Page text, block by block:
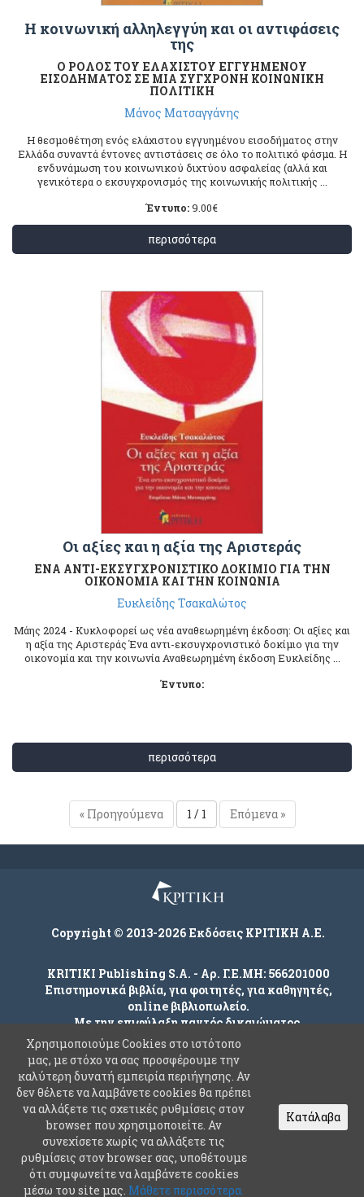
Η κοινωνική αλληλεγγύη και οι αντιφάσεις
της
Ο ΡΟΛΟΣ ΤΟΥ ΕΛΑΧΙΣΤΟΥ ΕΓΓΥΗΜΕΝΟΥ
ΕΙΣΟΔΗΜΑΤΟΣ ΣΕ ΜΙΑ ΣΥΓΧΡΟΝΗ ΚΟΙΝΩΝΙΚΗ
ΠΟΛΙΤΙΚΗ
Μάνος Ματσαγγάνης
Η θεσμοθέτηση ενός ελάχιστου εγγυημένου εισοδήματος στην
Ελλάδα συναντά έντονες αντιστάσεις σε όλο το πολιτικό φάσμα. Η
ενδυνάμωση του κοινωνικού διχτύου ασφαλείας (αλλά και
γενικότερα ο εκσυγχρονισμός της κοινωνικής πολιτικής ...
Έντυπο:9.00€
περισσότερα
Οι αξίες και η αξία της Αριστεράς
ΕΝΑ ΑΝΤΙ-ΕΚΣΥΓΧΡΟΝΙΣΤΙΚΟ ΔΟΚΙΜΙΟ ΓΙΑ ΤΗΝ
ΟΙΚΟΝΟΜΙΑ ΚΑΙ ΤΗΝ ΚΟΙΝΩΝΙΑ
Ευκλείδης Τσακαλώτος
Μάης 2024 - Κυκλοφορεί ως νέα αναθεωρημένη έκδοση: Οι αξίες και
η αξία της Αριστεράς Ένα αντι-εκσυγχρονιστικό δοκίμιο για την
οικονομία και την κοινωνία Αναθεωρημένη έκδοση Ευκλείδης ...
Έντυπο:
περισσότερα
« Προηγούμενα 1 / 1 Επόμενα »
Copyright © 2013-2026 Εκδόσεις ΚΡΙΤΙΚΗ Α.Ε.
KRITIKI Publishing S.A. - Αρ. Γ.Ε.ΜΗ: 566201000
Επιστημονικά βιβλία, για φοιτητές, για καθηγητές,
online βιβλιοπωλείο.
Με την επιφύλαξη παντός δικαιώματος.
Company
Όροι χρήσης
Πολιτική Ασφαλείας Προσωπικών Δεδομένων
Συχνές Ερωτήσεις
Επικοινωνία
Χρησιμοποιούμε Cookies στο ιστότοπο
μας, με στόχο να σας προσφέρουμε την
καλύτερη δυνατή εμπειρία περιήγησης. Αν
δεν θέλετε να λαμβάνετε cookies θα πρέπει
να αλλάξετε τις σχετικές ρυθμίσεις στον
browser που χρησιμοποιείτε. Αν
συνεχίσετε χωρίς να αλλάξετε τις
ρυθμίσεις στον browser σας, υποθέτουμε
ότι συμφωνείτε να λαμβάνετε cookies
μέσω του site μας. Μάθετε περισσότερα.
Κατάλαβα